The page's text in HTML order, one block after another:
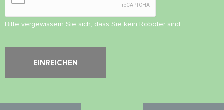
Bitte vergewissern Sie sich, dass Sie kein Roboter sind.